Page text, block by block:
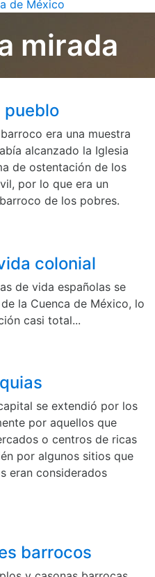
de México
mirada
pueblo
era una muestra
alcanzado la Iglesia
de ostentación de los
por lo que era un
de los pobres.
colonial
de vida españolas se
la Cuenca de México, lo
casi total...
se extendió por los
por aquellos que
o centros de ricas
por algunos sitios que
eran considerados
barrocos